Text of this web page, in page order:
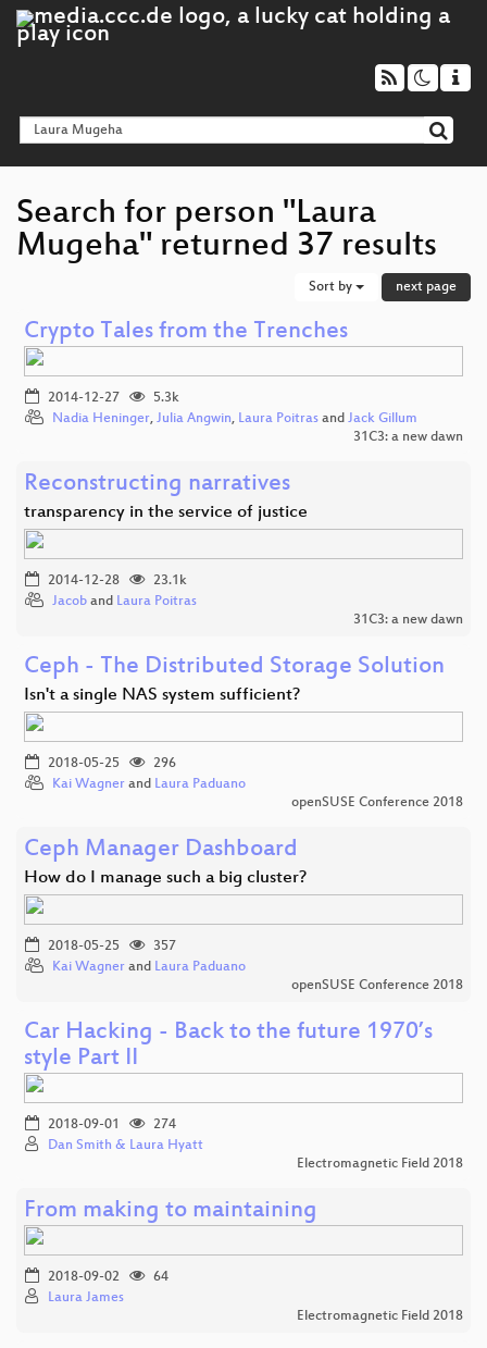
Search for person "Laura
Mugeha" returned 37 results
Sort by next page
Crypto Tales from the Trenches
2014-12-27
5.3k
Nadia Heninger, Julia Angwin, Laura Poitras and Jack Gillum
31C3: a new dawn
Reconstructing narratives
transparency in the service of justice
2014-12-28
23.1k
Jacob and Laura Poitras
31C3: a new dawn
Ceph - The Distributed Storage Solution
Isn't a single NAS system sufficient?
2018-05-25
296
Kai Wagner and Laura Paduano
openSUSE Conference 2018
Ceph Manager Dashboard
How do I manage such a big cluster?
2018-05-25
357
Kai Wagner and Laura Paduano
openSUSE Conference 2018
Car Hacking - Back to the future 1970’s
style Part II
2018-09-01
274
Dan Smith & Laura Hyatt
Electromagnetic Field 2018
From making to maintaining
2018-09-02
64
Laura James
Electromagnetic Field 2018